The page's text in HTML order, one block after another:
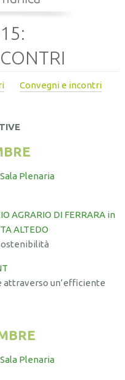
Convegni e incontri
Sala Plenaria
AGRARIO DI FERRARA in
ALTEDO
attraverso un’efficiente
Sala Plenaria